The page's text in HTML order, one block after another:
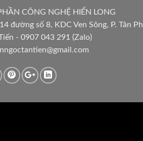
CÔNG NGHỆ HIỂN LONG
đường số 8, KDC Ven Sông, P. Tân
- 0907 043 291 (Zalo)